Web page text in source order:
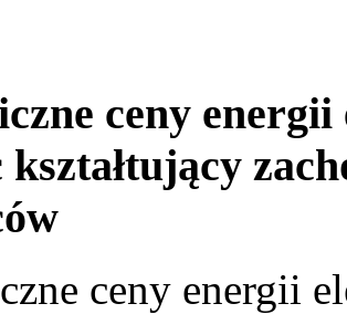
ceny
kształtujący
ceny energii